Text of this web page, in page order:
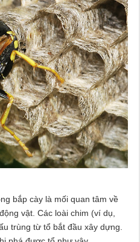
bắp cày là mối quan tâm về
vật. Các loài chim (ví dụ,
trùng từ tổ bắt đầu xây dựng.